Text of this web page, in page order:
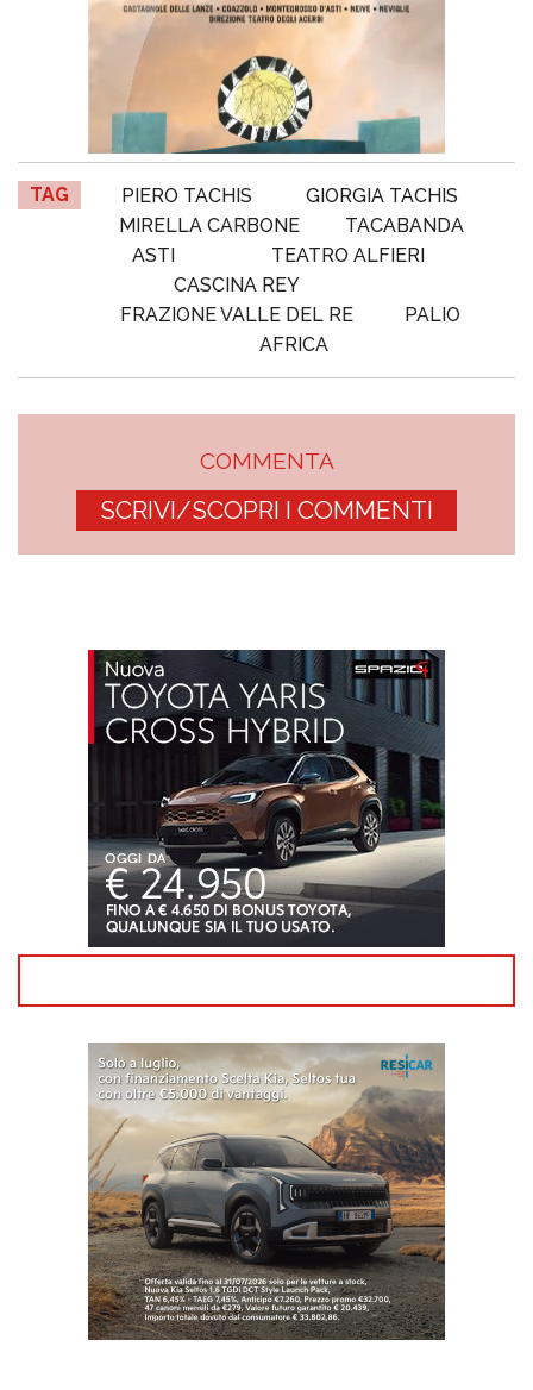
TAG PIERO TACHIS
GIORGIA TACHIS
MIRELLA CARBONE
TACABANDA
ASTI
TEATRO ALFIERI
CASCINA REY
FRAZIONE VALLE DEL RE
PALIO
AFRICA
COMMENTA
SCRIVI/SCOPRI I COMMENTI